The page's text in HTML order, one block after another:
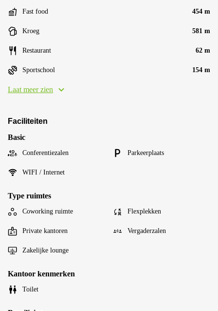
Fast food 454 m
Kroeg 581 m
Restaurant 62 m
Sportschool 154 m
Laat meer zien
Faciliteiten
Basic
Conferentiezalen Parkeerplaats
WIFI / Internet
Type ruimtes
Coworking ruimte Flexplekken
Private kantoren Vergaderzalen
Zakelijke lounge
Kantoor kenmerken
Toilet